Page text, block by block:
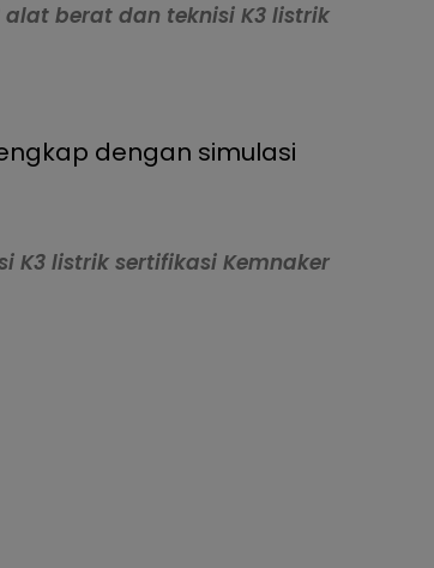
alat berat dan teknisi K3 listrik
dengan simulasi
K3 listrik sertifikasi Kemnaker